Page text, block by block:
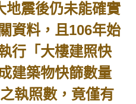
地震後仍未能確實
資料，且106年始
行「大樓建照快
建築物快篩數量
執照數，竟僅有